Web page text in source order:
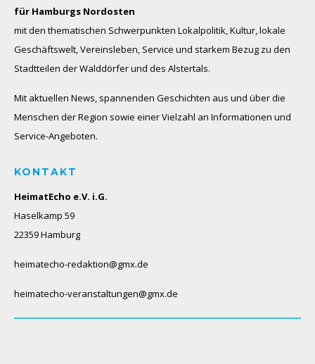
für Hamburgs Nordosten
mit den thematischen Schwerpunkten Lokalpolitik, Kultur, lokale
Geschäftswelt, Vereinsleben, Service und starkem Bezug zu den
Stadtteilen der Walddörfer und des Alstertals.
Mit aktuellen News, spannenden Geschichten aus und über die
Menschen der Region sowie einer Vielzahl an Informationen und
Service-Angeboten.
KONTAKT
HeimatEcho e.V. i.G.
Haselkamp 59
22359 Hamburg
heimatecho-redaktion@gmx.de
heimatecho-veranstaltungen@gmx.de